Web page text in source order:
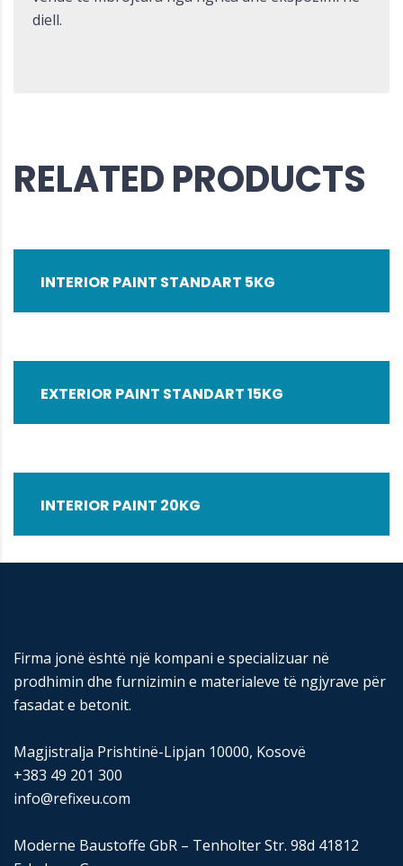
diell.
RELATED PRODUCTS
INTERIOR PAINT STANDART 5KG
EXTERIOR PAINT STANDART 15KG
INTERIOR PAINT 20KG
Firma jonë është një kompani e specializuar në
prodhimin dhe furnizimin e materialeve të ngjyrave për
fasadat e betonit.
Magjistralja Prishtinë-Lipjan 10000, Kosovë
+383 49 201 300
info@refixeu.com
Moderne Baustoffe GbR – Tenholter Str. 98d 41812